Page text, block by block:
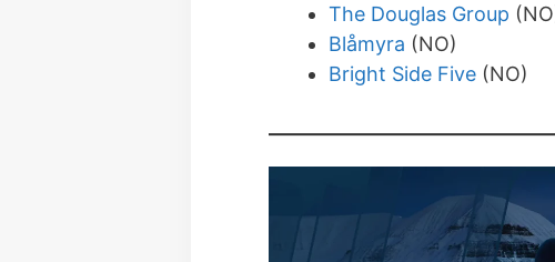
The Douglas Group
Blåmyra (NO)
Bright Side Five (NO)